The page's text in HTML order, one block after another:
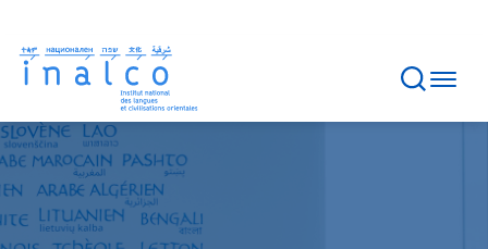
contenu
principal
Bannière
de
page
d'accueil